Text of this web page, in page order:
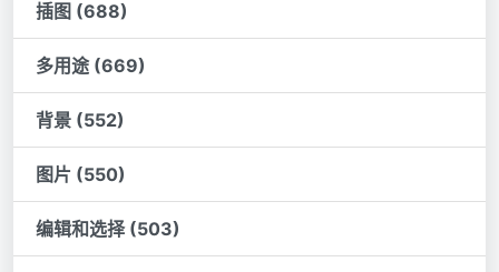
插图 (688)
多用途 (669)
背景 (552)
图片 (550)
编辑和选择 (503)